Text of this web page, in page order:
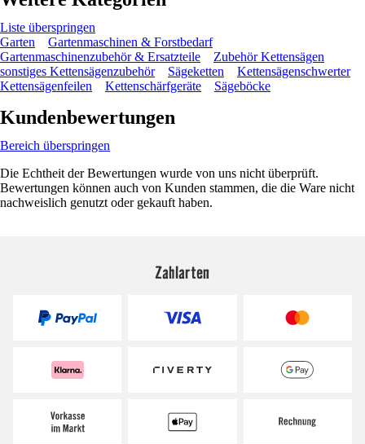
Liste überspringen
Garten
Gartenmaschinen & Forstbedarf
Gartenmaschinenzubehör & Ersatzteile
Zubehör Kettensägen
sonstiges Kettensägenzubehör
Sägeketten
Kettensägenschwerter
Kettensägenfeilen
Kettenschärfgeräte Sägeböcke
Kundenbewertungen
Bereich überspringen
Die Echtheit der Bewertungen wurde von uns nicht überprüft.
Bewertungen können auch von Kunden stammen, die die Ware nicht
nachweislich genutzt oder gekauft haben.
Zahlarten